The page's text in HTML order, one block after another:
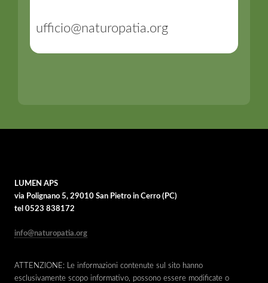
ufficio@naturopatia.org
LUMEN APS
via Polignano 5, 29010 San Pietro in Cerro (PC)
tel 0523 838172
info@naturopatia.org
ATTENZIONE: Le informazioni contenute sul sito hanno
esclusivamente scopo informativo, possono essere modificate o